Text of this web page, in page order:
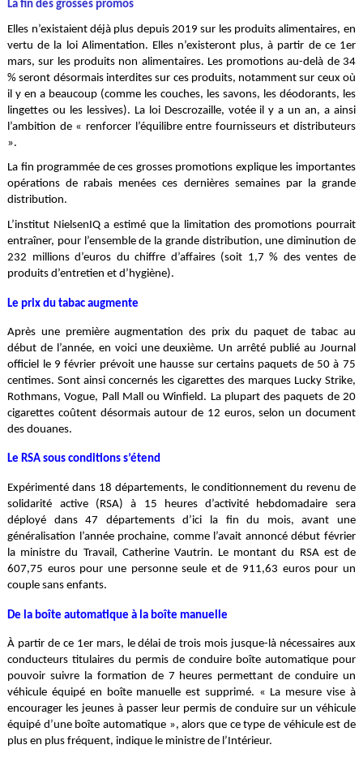
La fin des grosses promos
Elles n’existaient déjà plus depuis 2019 sur les produits alimentaires, en
vertu de la loi Alimentation. Elles n’existeront plus, à partir de ce 1er
mars, sur les produits non alimentaires. Les promotions au-delà de 34
% seront désormais interdites sur ces produits, notamment sur ceux où
il y en a beaucoup (comme les couches, les savons, les déodorants, les
lingettes ou les lessives). La loi Descrozaille, votée il y a un an, a ainsi
l’ambition de « renforcer l’équilibre entre fournisseurs et distributeurs
».
La fin programmée de ces grosses promotions explique les importantes
opérations de rabais menées ces dernières semaines par la grande
distribution.
L’institut NielsenIQ a estimé que la limitation des promotions pourrait
entraîner, pour l’ensemble de la grande distribution, une diminution de
232 millions d’euros du chiffre d’affaires (soit 1,7 % des ventes de
produits d’entretien et d’hygiène).
Le prix du tabac augmente
Après une première augmentation des prix du paquet de tabac au
début de l’année, en voici une deuxième. Un arrêté publié au Journal
officiel le 9 février prévoit une hausse sur certains paquets de 50 à 75
centimes. Sont ainsi concernés les cigarettes des marques Lucky Strike,
Rothmans, Vogue, Pall Mall ou Winfield. La plupart des paquets de 20
cigarettes coûtent désormais autour de 12 euros, selon un document
des douanes.
Le RSA sous conditions s’étend
Expérimenté dans 18 départements, le conditionnement du revenu de
solidarité active (RSA) à 15 heures d’activité hebdomadaire sera
déployé dans 47 départements d’ici la fin du mois, avant une
généralisation l’année prochaine, comme l’avait annoncé début février
la ministre du Travail, Catherine Vautrin. Le montant du RSA est de
607,75 euros pour une personne seule et de 911,63 euros pour un
couple sans enfants.
De la boîte automatique à la boîte manuelle
À partir de ce 1er mars, le délai de trois mois jusque-là nécessaires aux
conducteurs titulaires du permis de conduire boîte automatique pour
pouvoir suivre la formation de 7 heures permettant de conduire un
véhicule équipé en boîte manuelle est supprimé. « La mesure vise à
encourager les jeunes à passer leur permis de conduire sur un véhicule
équipé d’une boîte automatique », alors que ce type de véhicule est de
plus en plus fréquent, indique le ministre de l’Intérieur.